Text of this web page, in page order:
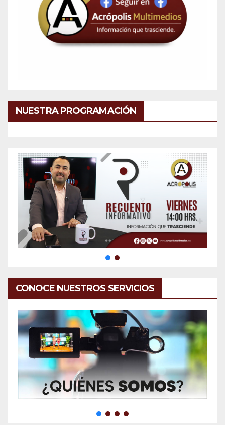
NUESTRA PROGRAMACIÓN
CONOCE NUESTROS SERVICIOS